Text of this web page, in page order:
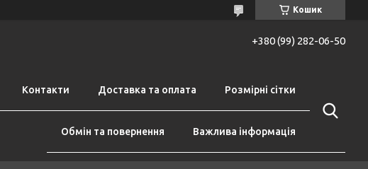
Кошик
+380 (99) 282-06-50
Контакти Доставка та оплата Розмірні сітки
Обмін та повернення Важлива інформація